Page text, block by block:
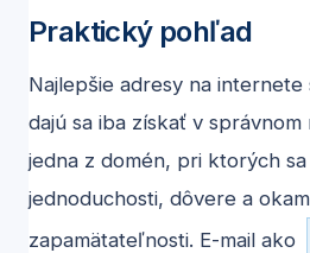
Praktický pohľad
Najlepšie adresy na internete
dajú sa iba získať v
jedna z domén, pri ktorých
jednoduchosti, dôvere a
zapamätateľnosti. E-mail ako